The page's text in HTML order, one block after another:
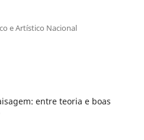
e Artístico Nacional
entre teoria e boas